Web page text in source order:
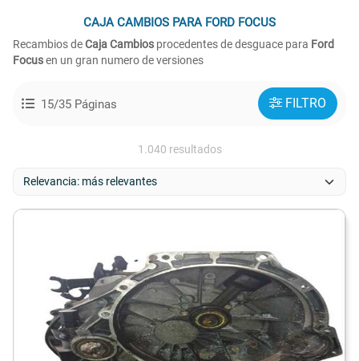
CAJA CAMBIOS PARA FORD FOCUS
Recambios deCaja Cambios procedentes de desguace para Ford
Focusen un gran numero de versiones
15/35 Páginas FILTRO
1.040 resultados